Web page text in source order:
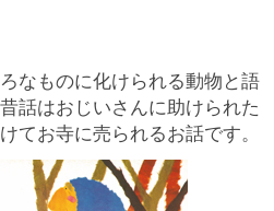
なものに化けられる動物と語
話はおじいさんに助けられた
てお寺に売られるお話です。